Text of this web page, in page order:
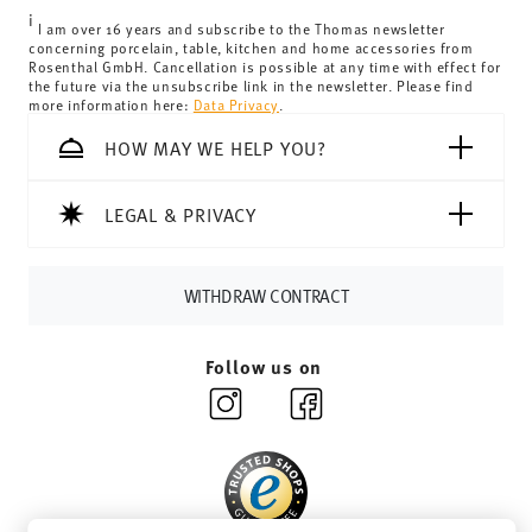
delivery is free of charge.
Switzerland:delivery is free of charge for orders over
69,90 CHF. If the value of your purchase is less than
69,90 CHF, delivery charges are 36,90 CHF.
Tracking:You will receive a tracking code by e-mail as
Delivery time: 3-5 working days for delivery within
Germany for items in stock. You can view delivery times to
For returns, please use ourreturns service
i I am over 16 years and subscribe to the Thomas newsletter
concerning porcelain, table, kitchen and home accessories from
Rosenthal GmbH. Cancellation is possible at any time with effect for
the future via the unsubscribe link in the newsletter. Please find
more information here: Data Privacy
HOW MAY WE HELP YOU?
LEGAL & PRIVACY
WITHDRAW CONTRACT
Follow us on